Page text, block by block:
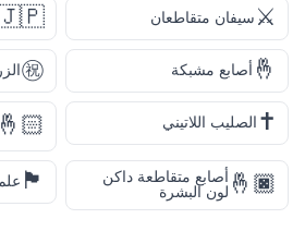
⚔️ سيفان متقاطعان
🤞 أصابع مشبكة ㊗️
✝️ الصليب اللاتيني 🤞🏻
🤞🏿 أصابع متقاطعة داكن
لون البشرة
🏴󠁧󠁢󠁳󠁣󠁴󠁿